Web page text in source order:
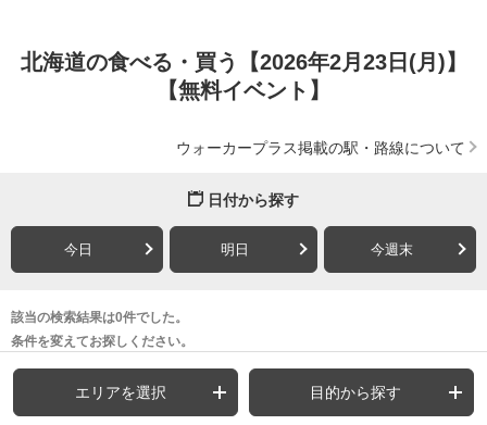
北海道の食べる・買う【2026年2月23日(月)】
【無料イベント】
ウォーカープラス掲載の駅・路線について
日付から探す
今日 明日 今週末
該当の検索結果は0件でした。
条件を変えてお探しください。
エリアを選択 目的から探す